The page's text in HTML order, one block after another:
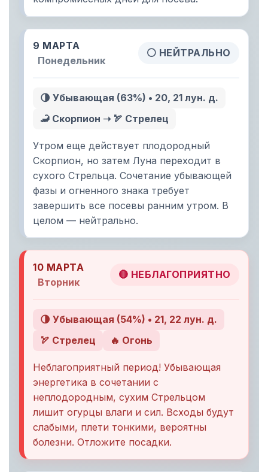
9 МАРТА
Понедельник
⚪ НЕЙТРАЛЬНО
🌗 Убывающая (63%) • 20, 21 лун. д.
🦂 Скорпион ➝ 🏹 Стрелец
Утром еще действует плодородный
Скорпион, но затем Луна переходит в
сухого Стрельца. Сочетание убывающей
фазы и огненного знака требует
завершить все посевы ранним утром. В
целом — нейтрально.
10 МАРТА
Вторник
🔴 НЕБЛАГОПРИЯТНО
🌗 Убывающая (54%) • 21, 22 лун. д.
🏹 Стрелец
🔥 Огонь
Неблагоприятный период! Убывающая
энергетика в сочетании с
неплодородным, сухим Стрельцом
лишит огурцы влаги и сил. Всходы будут
слабыми, плети тонкими, вероятны
болезни. Отложите посадки.